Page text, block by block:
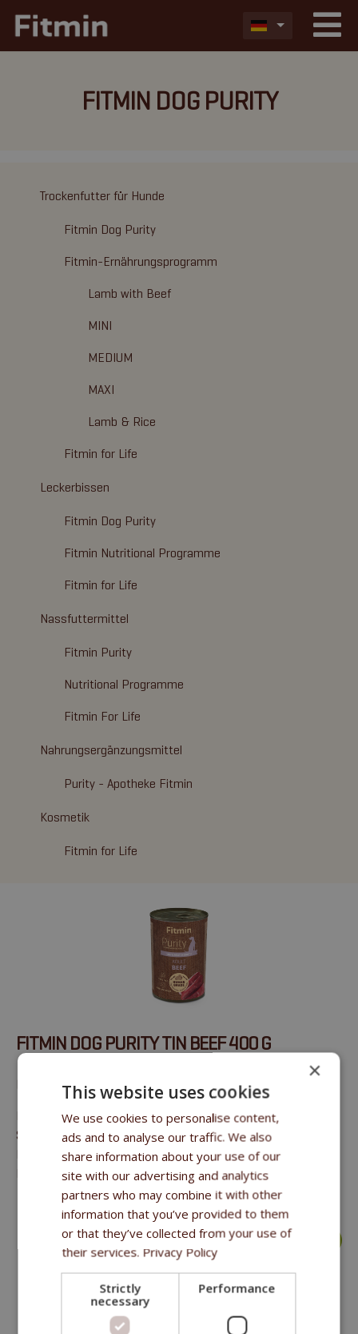
FITMIN DOG PURITY
Trockenfutter für Hunde
Fitmin Dog Purity
Fitmin-Ernährungsprogramm
Lamb with Beef
MINI
MEDIUM
MAXI
Lamb & Rice
Fitmin for Life
Leckerbissen
Fitmin Dog Purity
Fitmin Nutritional Programme
Fitmin for Life
Nassfuttermittel
Fitmin Purity
Nutritional Programme
Fitmin For Life
Nahrungsergänzungsmittel
Purity - Apotheke Fitmin
Kosmetik
Fitmin for Life
FITMIN DOG PURITY TIN BEEF 400 G
Rindfleischstücke im eigenen Saft
Rohfett 10 % (davon gesättigte Fettsäuren 4,9 %),
Saccharide 0,5 % (davon Zucker weniger als 0,2 %),
Rohprotein 23 %, Salz weniger als 0,08 %, Rohasche 0,7 %
Feuchtigkeit 66,1 %, Trockenmasse 33,9 %.
mehr >
×
This website uses cookies
We use cookies to personalise content,
ads and to analyse our traffic. We also
share information about your use of our
site with our advertising and analytics
partners who may combine it with other
information that you’ve provided to them
or that they’ve collected from your use of
their services. Privacy Policy
Strictly
necessary
Performance